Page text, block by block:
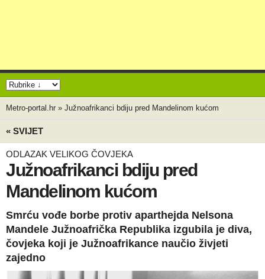
Metro-portal.hr » Južnoafrikanci bdiju pred Mandelinom kućom
« SVIJET
ODLAZAK VELIKOG ČOVJEKA
Južnoafrikanci bdiju pred
Mandelinom kućom
Smrću vođe borbe protiv aparthejda Nelsona
Mandele Južnoafrička Republika izgubila je diva,
čovjeka koji je Južnoafrikance naučio živjeti
zajedno